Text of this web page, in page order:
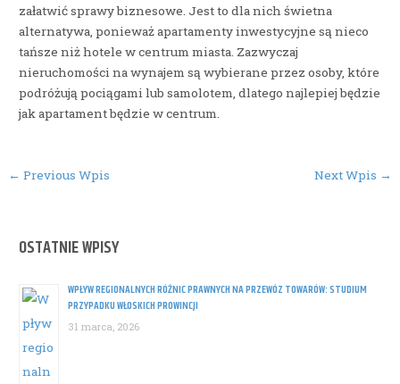
OSTATNIE WPISY
WPŁYW REGIONALNYCH RÓŻNIC PRAWNYCH NA PRZEWÓZ TOWARÓW: STUDIUM
PRZYPADKU WŁOSKICH PROWINCJI
31 marca, 2026
załatwić sprawy biznesowe. Jest to dla nich świetna
alternatywa, ponieważ apartamenty inwestycyjne są nieco
tańsze niż hotele w centrum miasta. Zazwyczaj
nieruchomości na wynajem są wybierane przez osoby, które
podróżują pociągami lub samolotem, dlatego najlepiej będzie
jak apartament będzie w centrum.
Post
← Previous Wpis Next Wpis →